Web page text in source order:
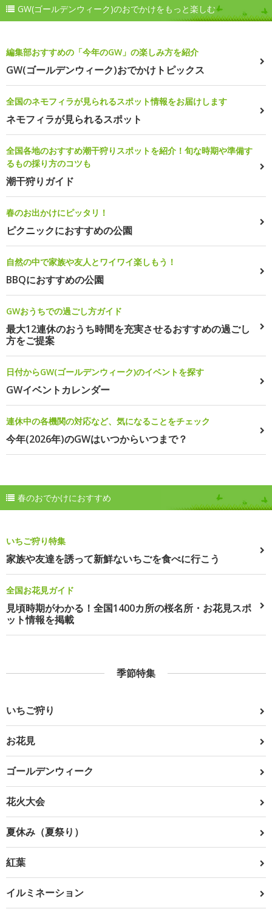
GW(ゴールデンウィーク)のおでかけをもっと楽しむ
編集部おすすめの「今年のGW」の楽しみ方を紹介
GW(ゴールデンウィーク)おでかけトピックス
全国のネモフィラが見られるスポット情報をお届けします
ネモフィラが見られるスポット
全国各地のおすすめ潮干狩りスポットを紹介！旬な時期や準備す
るもの採り方のコツも
潮干狩りガイド
春のお出かけにピッタリ！
ピクニックにおすすめの公園
自然の中で家族や友人とワイワイ楽しもう！
BBQにおすすめの公園
GWおうちでの過ごし方ガイド
最大12連休のおうち時間を充実させるおすすめの過ごし
方をご提案
日付からGW(ゴールデンウィーク)のイベントを探す
GWイベントカレンダー
連休中の各機関の対応など、気になることをチェック
今年(2026年)のGWはいつからいつまで？
春のおでかけにおすすめ
いちご狩り特集
家族や友達を誘って新鮮ないちごを食べに行こう
全国お花見ガイド
見頃時期がわかる！全国1400カ所の桜名所・お花見スポ
ット情報を掲載
季節特集
いちご狩り
お花見
ゴールデンウィーク
花火大会
夏休み（夏祭り）
紅葉
イルミネーション